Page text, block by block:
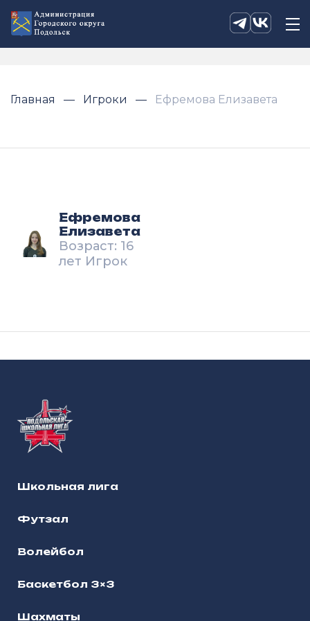
Главная Игроки Ефремова Елизавета
Ефремова
Елизавета
Возраст: 16
лет Игрок
Школьная лига
Футзал
Волейбол
Баскетбол 3×3
Шахматы